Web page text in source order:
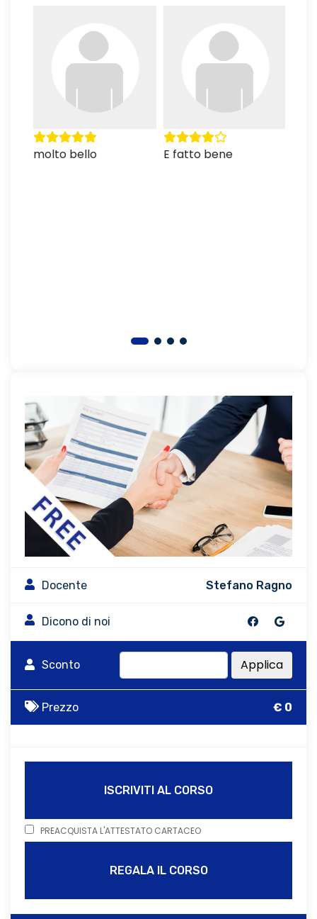
molto bello E fatto bene
Docente Stefano Ragno
Dicono di noi
Sconto Applica
Prezzo € 0
ISCRIVITI AL CORSO
PREACQUISTA L'ATTESTATO CARTACEO
REGALA IL CORSO